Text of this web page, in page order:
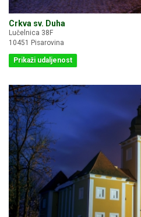
Crkva sv. Duha
Lučelnica 38F
10451 Pisarovina
Prikaži udaljenost